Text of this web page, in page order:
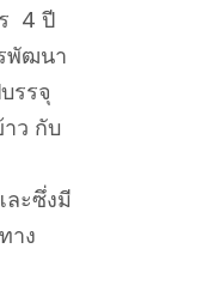
4 ปี
พัฒนา
รรจุ
ว กับ
ะซึ่งมี
าง